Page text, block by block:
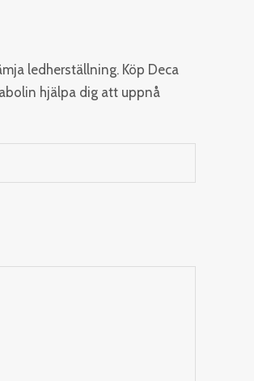
ledherställning. Köp Deca
hjälpa dig att uppnå